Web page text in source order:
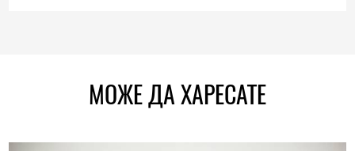
МОЖЕ ДА ХАРЕСАТЕ